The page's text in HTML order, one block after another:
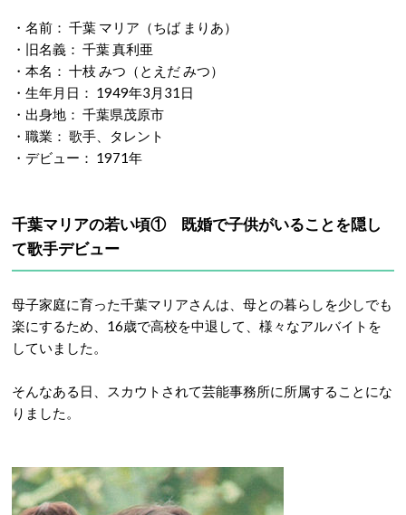
・名前： 千葉 マリア（ちば まりあ）
・旧名義： 千葉 真利亜
・本名： 十枝 みつ（とえだ みつ）
・生年月日： 1949年3月31日
・出身地： 千葉県茂原市
・職業： 歌手、タレント
・デビュー： 1971年
千葉マリアの若い頃① 既婚で子供がいることを隠し
て歌手デビュー
母子家庭に育った千葉マリアさんは、母との暮らしを少しでも
楽にするため、16歳で高校を中退して、様々なアルバイトを
していました。
そんなある日、スカウトされて芸能事務所に所属することにな
りました。